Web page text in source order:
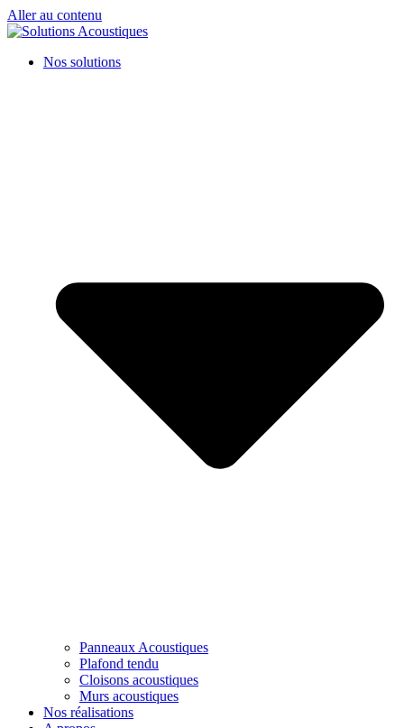
Aller au contenu
Nos solutions
Panneaux Acoustiques
Plafond tendu
Cloisons acoustiques
Murs acoustiques
Nos réalisations